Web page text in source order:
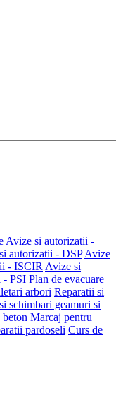
Avize si autorizatii -
autorizatii - DSP Avize
- ISCIR Avize si
- PSI Plan de evacuare
arbori Reparatii si
schimbari geamuri si
Marcaj pentru
pardoseli Curs de